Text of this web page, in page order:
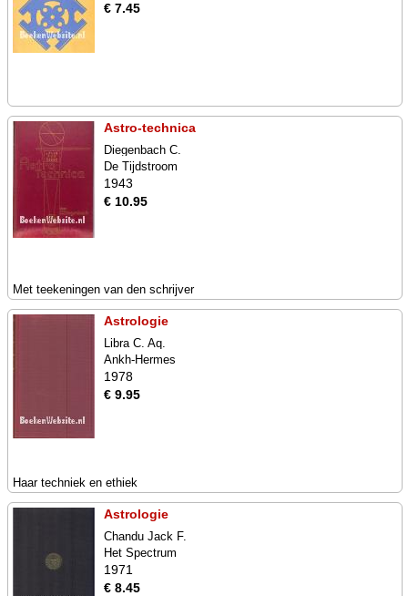
€ 7.45
Astro-technica
Diegenbach C.
De Tijdstroom
1943
€ 10.95
Met teekeningen van den schrijver
Astrologie
Libra C. Aq.
Ankh-Hermes
1978
€ 9.95
Haar techniek en ethiek
Astrologie
Chandu Jack F.
Het Spectrum
1971
€ 8.45